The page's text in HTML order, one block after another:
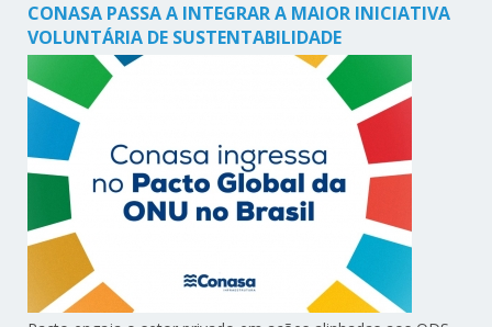
CONASA PASSA A INTEGRAR A MAIOR INICIATIVA
VOLUNTÁRIA DE SUSTENTABILIDADE